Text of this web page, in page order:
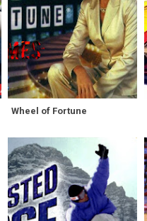
Wheel of Fortune